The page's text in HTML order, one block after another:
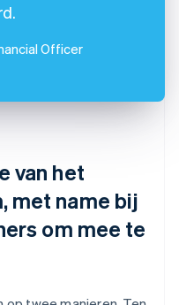
Officer
van het
met name bij
om mee te